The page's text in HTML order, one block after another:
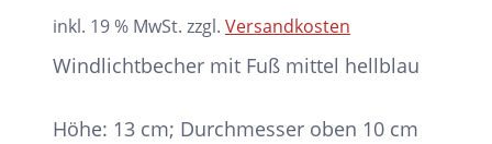
inkl. 19 % MwSt. zzgl. Versandkosten
Windlichtbecher mit Fuß mittel hellblau
Höhe: 13 cm; Durchmesser oben 10 cm